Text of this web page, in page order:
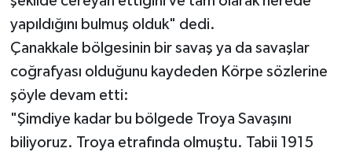
yapıldığını bulmuş olduk" dedi.
Çanakkale bölgesinin bir savaş ya da savaşlar
coğrafyası olduğunu kaydeden Körpe sözlerine
şöyle devam etti:
"Şimdiye kadar bu bölgede Troya Savaşını
biliyoruz. Troya etrafında olmuştu. Tabii 1915